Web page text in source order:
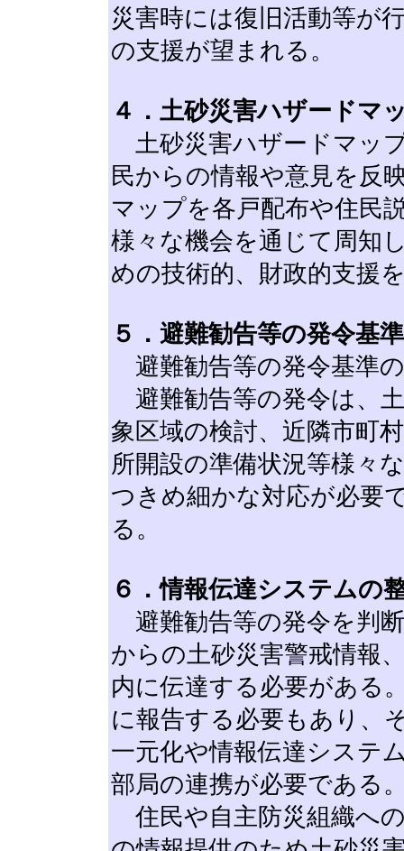
災害時には復旧活動等が
の支援が望まれる。
４．土砂災害ハザードマ
土砂災害ハザードマッ
民からの情報や意見を反
マップを各戸配布や住民
様々な機会を通じて周知
めの技術的、財政的支援
５．避難勧告等の発令基
避難勧告等の発令基準
避難勧告等の発令は、
象区域の検討、近隣市町
所開設の準備状況等様々
つきめ細かな対応が必要
る。
６．情報伝達システムの
避難勧告等の発令を判
からの土砂災害警戒情報
内に伝達する必要がある
に報告する必要もあり、
一元化や情報伝達システ
部局の連携が必要である
住民や自主防災組織へ